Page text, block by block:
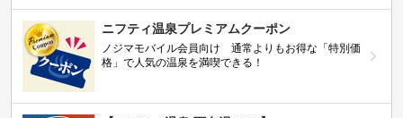
ニフティ温泉プレミアムクーポン
ノジマモバイル会員向け 通常よりもお得な「特別価
格」で人気の温泉を満喫できる！